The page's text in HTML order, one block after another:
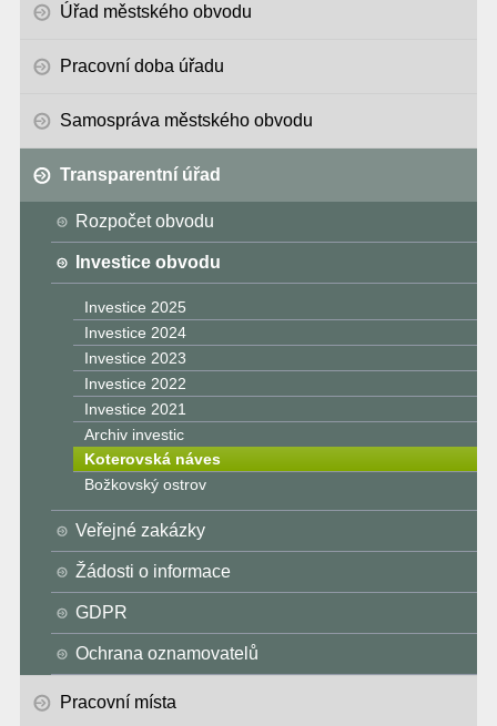
Úřad městského obvodu
Pracovní doba úřadu
Samospráva městského obvodu
Transparentní úřad
Rozpočet obvodu
Investice obvodu
Investice 2025
Investice 2024
Investice 2023
Investice 2022
Investice 2021
Archiv investic
Koterovská náves
Božkovský ostrov
Veřejné zakázky
Žádosti o informace
GDPR
Ochrana oznamovatelů
Pracovní místa